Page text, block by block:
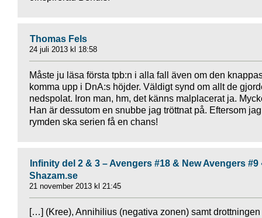
Thomas Fels
24 juli 2013 kl 18:58
Måste ju läsa första tpb:n i alla fall även om den
komma upp i DnA:s höjder. Väldigt synd om allt de
nedspolat. Iron man, hm, det känns malplacerat ja.
Han är dessutom en snubbe jag tröttnat på. Eftersom
rymden ska serien få en chans!
Infinity del 2 & 3 – Avengers #18 & New Avengers #9
Shazam.se
21 november 2013 kl 21:45
[…] (Kree), Annihilius (negativa zonen) samt drottningen